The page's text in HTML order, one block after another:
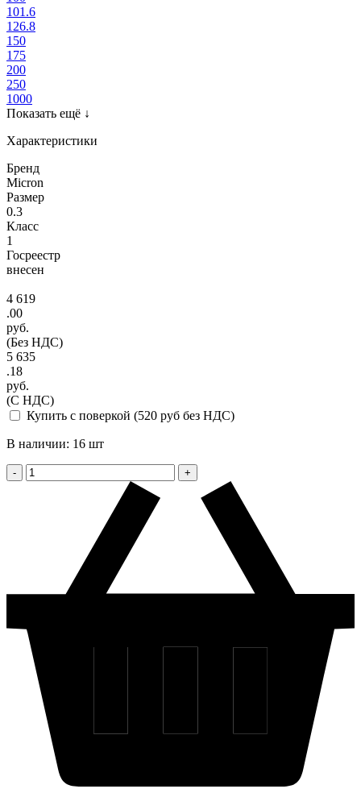
101.6
126.8
150
175
200
250
1000
Показать ещё ↓
Характеристики
Бренд
Micron
Размер
0.3
Класс
1
Госреестр
внесен
4 619
.00
руб.
(Без НДС)
5 635
.18
руб.
(С НДС)
Купить с поверкой (520 руб без НДС)
В наличии: 16 шт